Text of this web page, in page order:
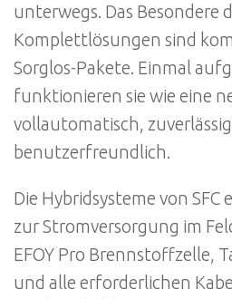
unterwegs. Das Besondere
Komplettlösungen sind
Sorglos-Pakete. Einmal
funktionieren sie wie eine
vollautomatisch,
benutzerfreundlich.
Die Hybridsysteme von
zur Stromversorgung im
EFOY Pro Brennstoffzelle,
und alle erforderlichen